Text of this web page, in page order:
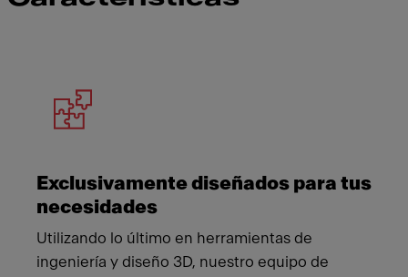
Exclusivamente diseñados para tus
necesidades
Utilizando lo último en herramientas de
ingeniería y diseño 3D, nuestro equipo de